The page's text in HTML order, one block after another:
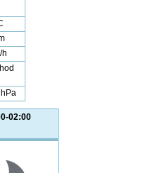
h
02:00